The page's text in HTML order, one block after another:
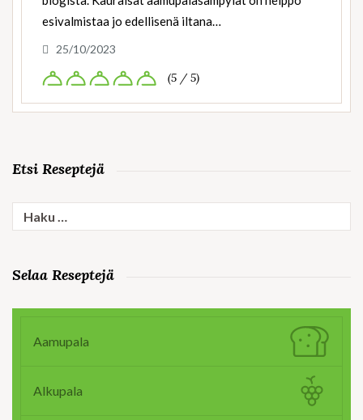
esivalmistaa jo edellisenä iltana…
25/10/2023
(5 / 5)
Etsi Reseptejä
Selaa Reseptejä
Aamupala
Alkupala